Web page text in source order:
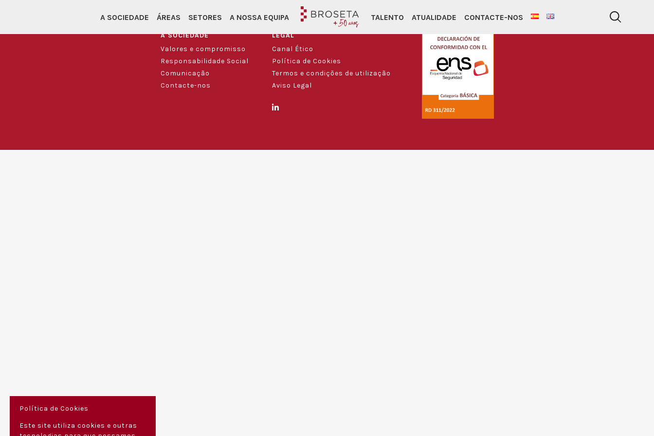
A SOCIEDADE ÁREAS SETORES A NOSSA EQUIPA TALENTO ATUALIDADE CONTACTE-NOS
A SOCIEDADE
Valores e compromisso
Responsabilidade Social
Comunicação
Contacte-nos
LEGAL
Canal Ético
Política de Cookies
Termos e condições de utilização
Aviso Legal
Política de Cookies
Este site utiliza cookies e outras